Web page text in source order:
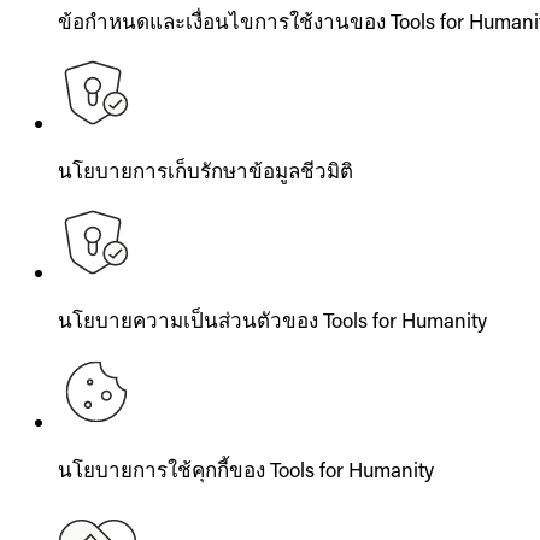
ข้อกำหนดและเงื่อนไขการใช้งานของ Tools for
นโยบายการเก็บรักษาข้อมูลชีวมิติ
นโยบายความเป็นส่วนตัวของ Tools for Humanity
นโยบายการใช้คุกกี้ของ Tools for Humanity